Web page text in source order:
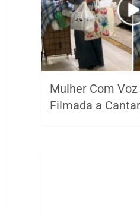
Mulher Com Voz
Filmada a